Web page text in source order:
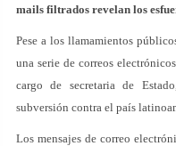
mails filtrados revelan los
Pese a los llamamientos
una serie de correos
cargo de secretaria de
subversión contra el país
Los mensajes de correo